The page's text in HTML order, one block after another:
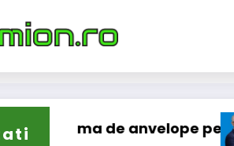
anvelope pentru camioane
Lars